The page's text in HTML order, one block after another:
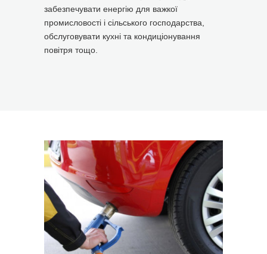
забезпечувати енергію для важкої
промисловості і сільського господарства,
обслуговувати кухні та кондиціонування
повітря тощо.